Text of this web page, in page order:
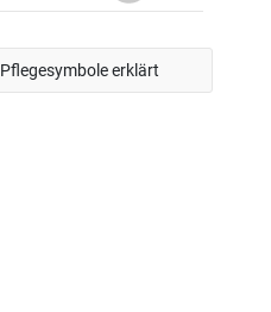
Pflegesymbole erklärt